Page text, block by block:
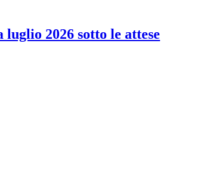
2026 sotto le attese